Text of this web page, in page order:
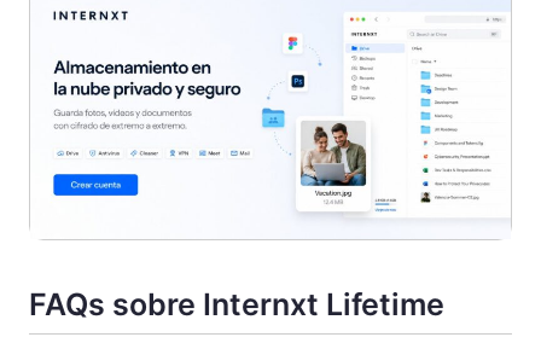
FAQs sobre Internxt Lifetime